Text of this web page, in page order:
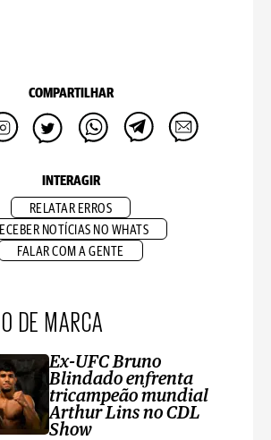
COMPARTILHAR
INTERAGIR
RELATAR ERROS
NOTÍCIAS NO WHATS
FALAR COM A GENTE
DE MARCA
Ex-UFC Bruno
Blindado enfrenta
tricampeão mundial
Arthur Lins no CDL
Show